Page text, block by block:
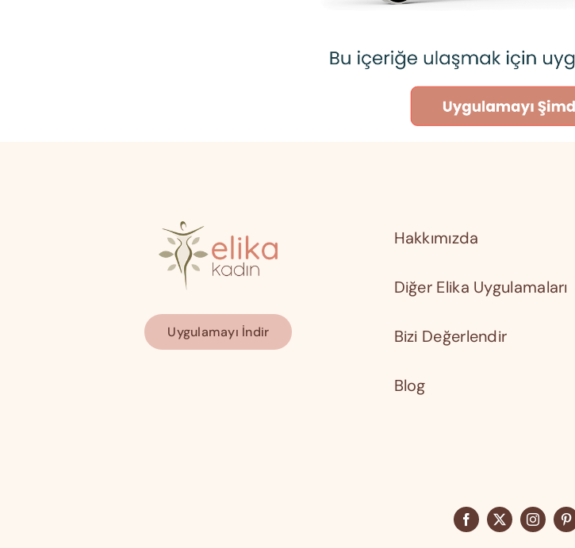
Uygulamayı İndir
Hakkımızda
Diğer Elika Uygulamaları
Bizi Değerlendir
Blog